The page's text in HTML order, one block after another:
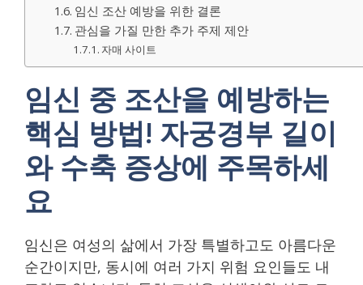
임신 조산 예방을 위한 결론
관심을 가질 만한 추가 주제 제안
자매 사이트
임신 중 조산을 예방하는
핵심 방법! 자궁경부 길이
와 수축 증상에 주목하세
요
임신은 여성의 삶에서 가장 특별하고도 아름다운
순간이지만, 동시에 여러 가지 위험 요인들도 내